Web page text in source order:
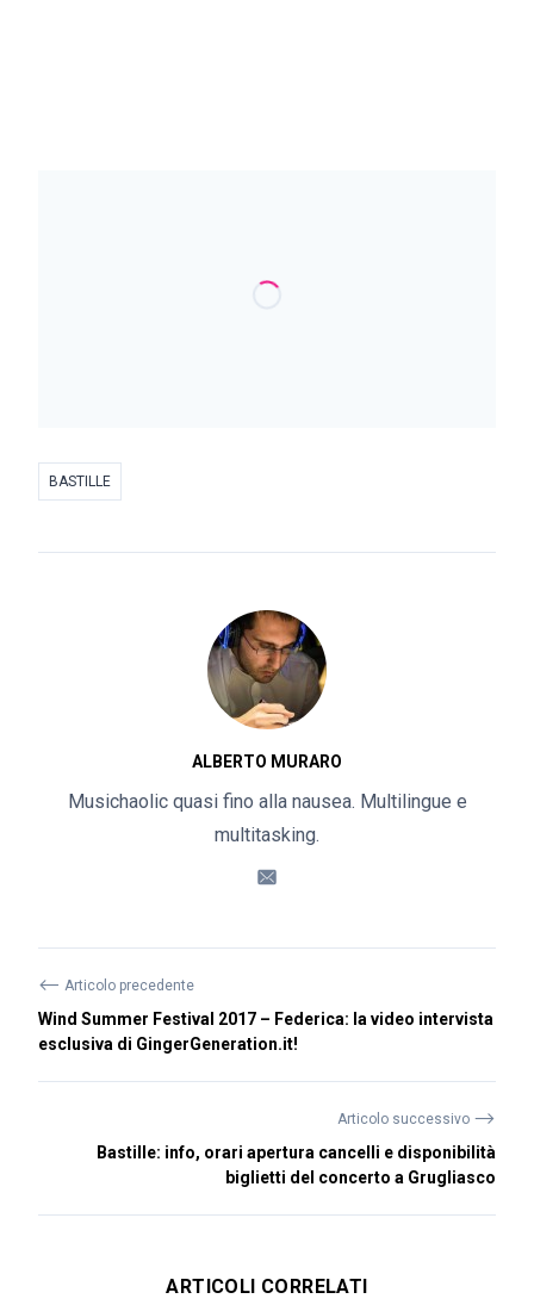
BASTILLE
ALBERTO MURARO
Musichaolic quasi fino alla nausea. Multilingue e
multitasking.
⟵ Articolo precedente
Wind Summer Festival 2017 – Federica: la video intervista
esclusiva di GingerGeneration.it!
Articolo successivo ⟶
Bastille: info, orari apertura cancelli e disponibilità
biglietti del concerto a Grugliasco
ARTICOLI CORRELATI